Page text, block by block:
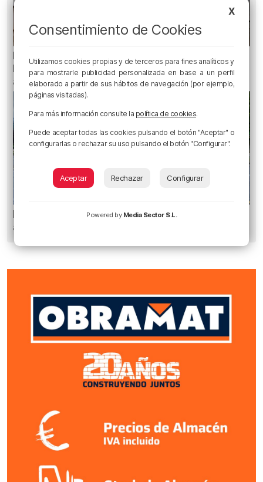
Planes para este fin de semana en Bilbao,
Bizkaia y alrededores: del 30 de julio al 2 de
agosto
Planes para esta semana en Bilbao, Bizkaia y
alrededores: del 4 al 10 de agosto
X
Consentimiento de Cookies
Utilizamos cookies propias y de terceros para fines analíticos y
para mostrarle publicidad personalizada en base a un perfil
elaborado a partir de sus hábitos de navegación (por ejemplo,
páginas visitadas).
Para más información consulte la política de cookies.
Puede aceptar todas las cookies pulsando el botón "Aceptar" o
configurarlas o rechazar su uso pulsando el botón "Configurar".
Aceptar Rechazar Configurar
Powered by Media Sector S.L.